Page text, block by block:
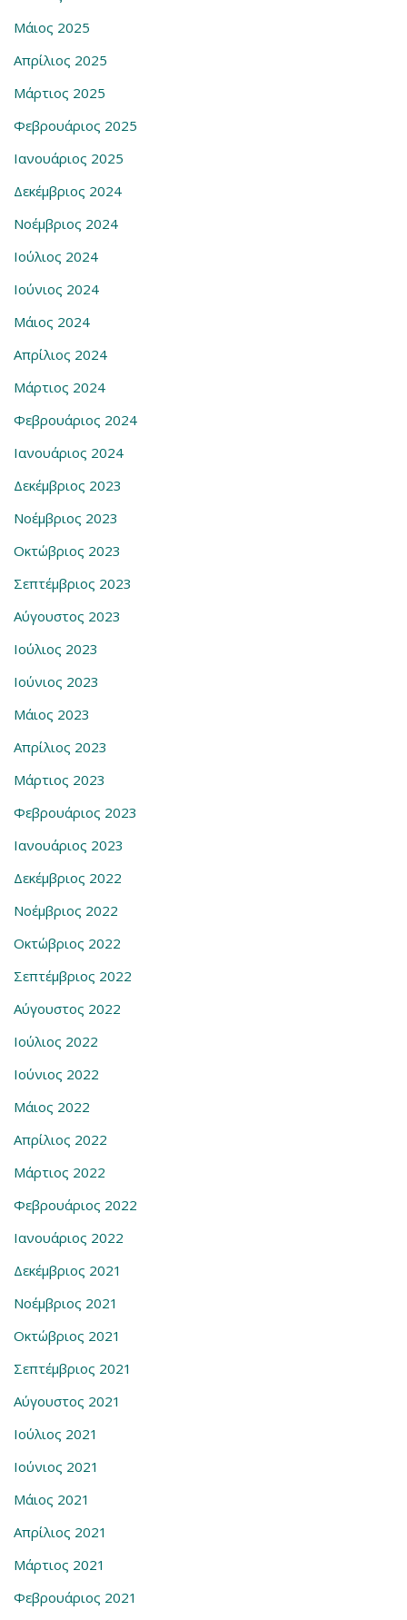
Μάιος 2025
Απρίλιος 2025
Μάρτιος 2025
Φεβρουάριος 2025
Ιανουάριος 2025
Δεκέμβριος 2024
Νοέμβριος 2024
Ιούλιος 2024
Ιούνιος 2024
Μάιος 2024
Απρίλιος 2024
Μάρτιος 2024
Φεβρουάριος 2024
Ιανουάριος 2024
Δεκέμβριος 2023
Νοέμβριος 2023
Οκτώβριος 2023
Σεπτέμβριος 2023
Αύγουστος 2023
Ιούλιος 2023
Ιούνιος 2023
Μάιος 2023
Απρίλιος 2023
Μάρτιος 2023
Φεβρουάριος 2023
Ιανουάριος 2023
Δεκέμβριος 2022
Νοέμβριος 2022
Οκτώβριος 2022
Σεπτέμβριος 2022
Αύγουστος 2022
Ιούλιος 2022
Ιούνιος 2022
Μάιος 2022
Απρίλιος 2022
Μάρτιος 2022
Φεβρουάριος 2022
Ιανουάριος 2022
Δεκέμβριος 2021
Νοέμβριος 2021
Οκτώβριος 2021
Σεπτέμβριος 2021
Αύγουστος 2021
Ιούλιος 2021
Ιούνιος 2021
Μάιος 2021
Απρίλιος 2021
Μάρτιος 2021
Φεβρουάριος 2021